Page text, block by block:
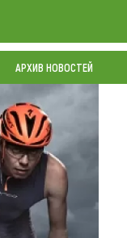
АРХИВ НОВОСТЕЙ